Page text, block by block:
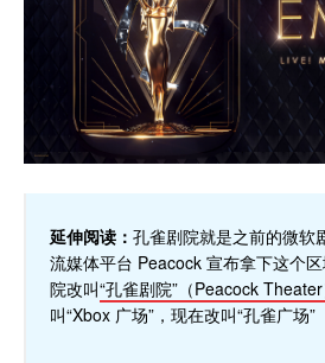
延伸阅读： 孔雀剧院就是之前的微软
流媒体平台 Peacock 宣布拿下这个
院改叫“孔雀剧院”（Peacock Theater
叫“Xbox 广场”，现在改叫“孔雀广场”